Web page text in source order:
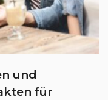
und
für